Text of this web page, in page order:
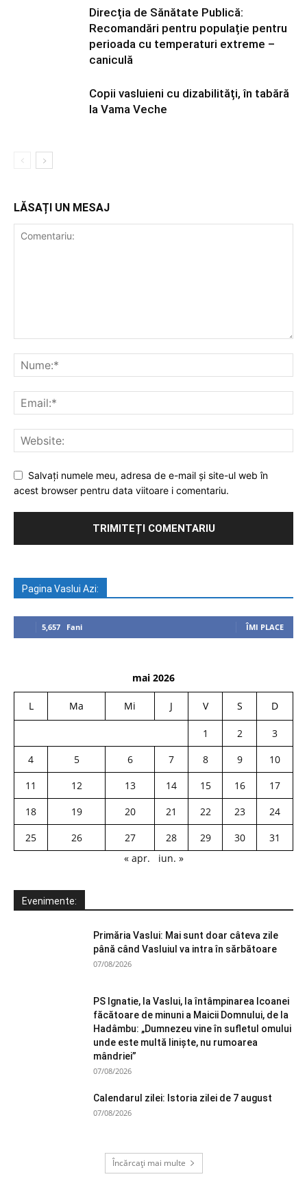
Direcția de Sănătate Publică:
Recomandări pentru populație pentru
perioada cu temperaturi extreme –
caniculă
Copii vasluieni cu dizabilități, în tabără
la Vama Veche
LĂSAȚI UN MESAJ
Salvați numele meu, adresa de e-mail și site-ul web în
acest browser pentru data viitoare i comentariu.
Pagina Vaslui Azi:
5,657 Fani ÎMI PLACE
mai 2026
L Ma Mi J V S D
1 2
3
4
5 6 7 8 9
10
11
12 13 14 15 16
17
18
19 20 21 22 23
24
25
26 27 28 29 30
31
« apr.
iun. »
Evenimente:
Primăria Vaslui: Mai sunt doar câteva zile
până când Vasluiul va intra în sărbătoare
07/08/2026
PS Ignatie, la Vaslui, la întâmpinarea Icoanei
făcătoare de minuni a Maicii Domnului, de la
Hadâmbu: „Dumnezeu vine în sufletul omului
unde este multă liniște, nu rumoarea
mândriei”
07/08/2026
Calendarul zilei: Istoria zilei de 7 august
07/08/2026
Încărcați mai multe